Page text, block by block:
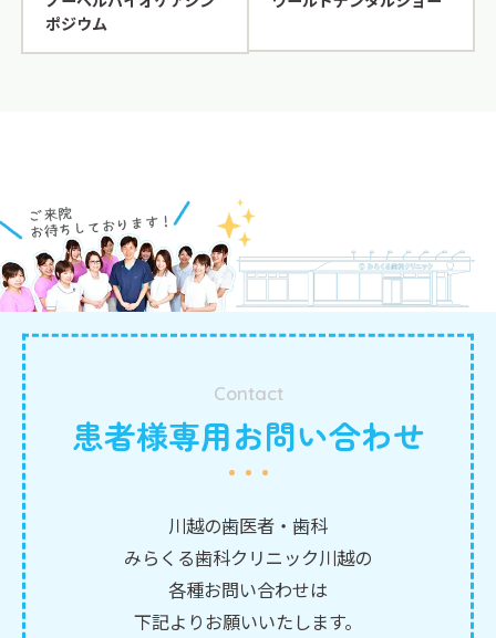
ポジウム
Contact
患者様専用お問い合わせ
川越の歯医者・歯科
みらくる歯科クリニック川越の
各種お問い合わせは
下記よりお願いいたします。